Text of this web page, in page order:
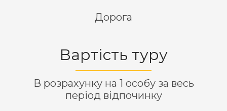
Дорога
Вартість туру
В розрахунку на 1 особу за весь
період відпочинку